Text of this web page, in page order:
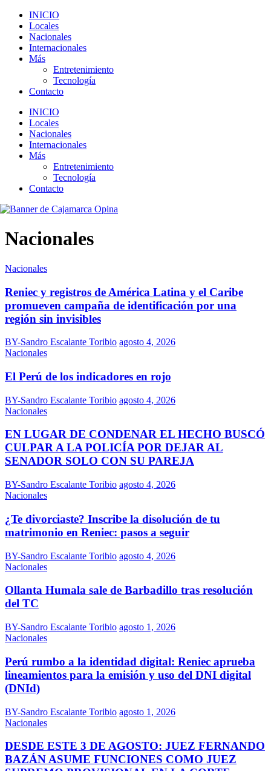
INICIO
Locales
Nacionales
Internacionales
Más
Entretenimiento
Tecnología
Contacto
INICIO
Locales
Nacionales
Internacionales
Más
Entretenimiento
Tecnología
Contacto
Nacionales
Nacionales
Reniec y registros de América Latina y el Caribe
promueven campaña de identificación por una
región sin invisibles
BY-Sandro Escalante Toribio agosto 4, 2026
Nacionales
El Perú de los indicadores en rojo
BY-Sandro Escalante Toribio agosto 4, 2026
Nacionales
EN LUGAR DE CONDENAR EL HECHO BUSCÓ
CULPAR A LA POLICÍA POR DEJAR AL
SENADOR SOLO CON SU PAREJA
BY-Sandro Escalante Toribio agosto 4, 2026
Nacionales
¿Te divorciaste? Inscribe la disolución de tu
matrimonio en Reniec: pasos a seguir
BY-Sandro Escalante Toribio agosto 4, 2026
Nacionales
Ollanta Humala sale de Barbadillo tras resolución
del TC
BY-Sandro Escalante Toribio agosto 1, 2026
Nacionales
Perú rumbo a la identidad digital: Reniec aprueba
lineamientos para la emisión y uso del DNI digital
(DNId)
BY-Sandro Escalante Toribio agosto 1, 2026
Nacionales
DESDE ESTE 3 DE AGOSTO: JUEZ FERNANDO
BAZÁN ASUME FUNCIONES COMO JUEZ